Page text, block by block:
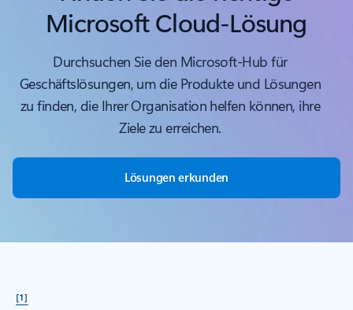
Microsoft Cloud-Lösung
Durchsuchen Sie den Microsoft-Hub für
Geschäftslösungen, um die Produkte und Lösungen
zu finden, die Ihrer Organisation helfen können, ihre
Ziele zu erreichen.
Lösungen erkunden
[1]